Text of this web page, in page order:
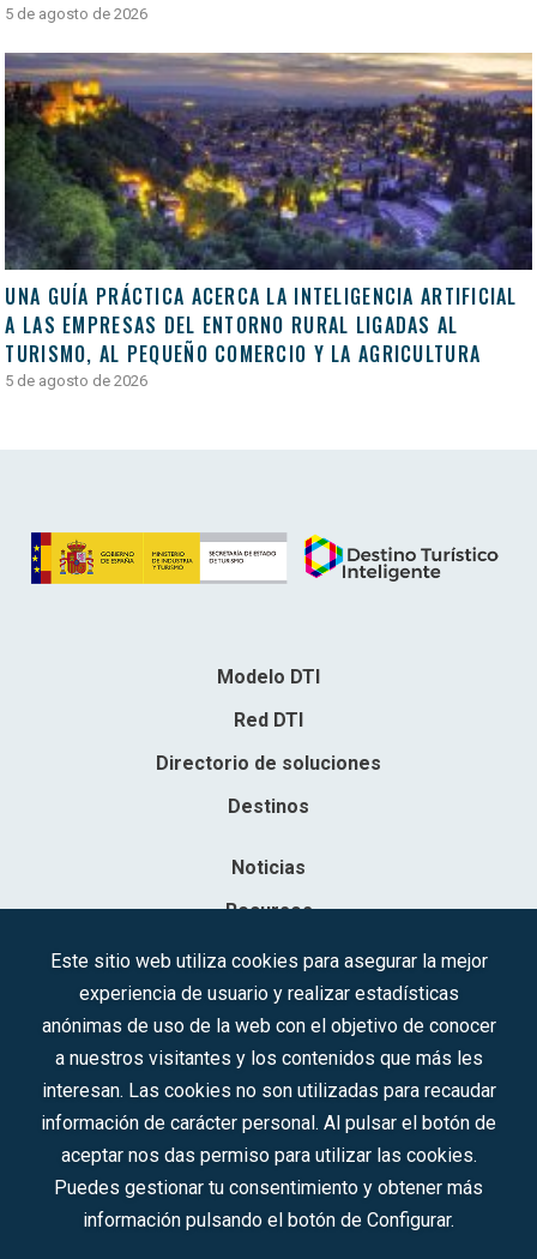
5 de agosto de 2026
UNA GUÍA PRÁCTICA ACERCA LA INTELIGENCIA ARTIFICIAL
A LAS EMPRESAS DEL ENTORNO RURAL LIGADAS AL
TURISMO, AL PEQUEÑO COMERCIO Y LA AGRICULTURA
5 de agosto de 2026
Modelo DTI
Red DTI
Directorio de soluciones
Destinos
Noticias
Recursos
Contacto
Sociedad Mercantil Estatal para la Gestión de la Innovación y las
Síguenos en redes sociales:
Este sitio web utiliza cookies para asegurar la mejor
experiencia de usuario y realizar estadísticas
anónimas de uso de la web con el objetivo de conocer
a nuestros visitantes y los contenidos que más les
interesan. Las cookies no son utilizadas para recaudar
información de carácter personal. Al pulsar el botón de
aceptar nos das permiso para utilizar las cookies.
Puedes gestionar tu consentimiento y obtener más
información pulsando el botón de Configurar.